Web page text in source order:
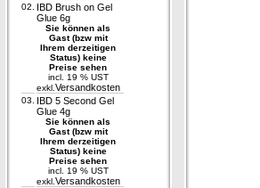
02.
IBD Brush on Gel
Glue 6g
Sie können als
Gast (bzw mit
Ihrem derzeitigen
Status) keine
Preise sehen
incl. 19 % UST
exkl. Versandkosten
03.
IBD 5 Second Gel
Glue 4g
Sie können als
Gast (bzw mit
Ihrem derzeitigen
Status) keine
Preise sehen
incl. 19 % UST
exkl. Versandkosten